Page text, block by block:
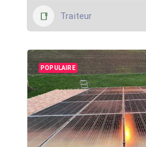
Traiteur
POPULAIRE